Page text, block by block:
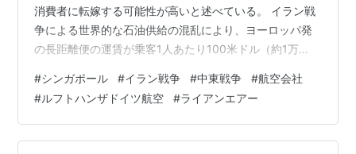
消費者に転嫁する可能性が高いと述べている。 イラン戦
争による世界的な石油供給の混乱により、ヨーロッパ発
の長距離便の運賃が乗客1人あたり100米ドル（約1万
価格の上昇につながる可能性が高いと、環境保護団体
「トランスポート＆エンバイロメント（T&E）」が発表
した。T&Eによると、ジェット燃料価格の上昇により、
ヨーロッパ発の長距離便では乗客1人あたり平均88ユー
#シンガポール #イラン戦争 #中東戦争 #航空会社
#ルフトハンザドイツ航空 #ライアンエアー